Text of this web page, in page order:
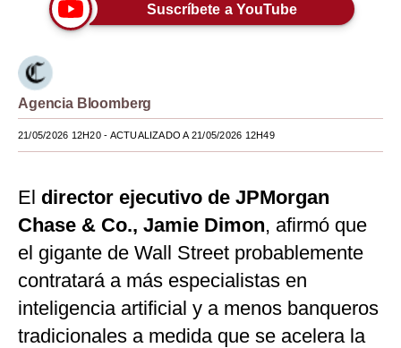
Estilos
EEUU
México
España
Internacional
Tecnología
Club del Suscriptor
G de Gestión
Suscríbete a YouTube
Agencia Bloomberg
21/05/2026 12H20- ACTUALIZADO A 21/05/2026 12H49
El director ejecutivo de JPMorgan
Chase & Co., Jamie Dimon, afirmó que
el gigante de Wall Street probablemente
contratará a más especialistas en
inteligencia artificial y a menos banqueros
tradicionales a medida que se acelera la